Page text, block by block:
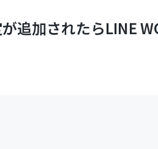
追加されたらLINE